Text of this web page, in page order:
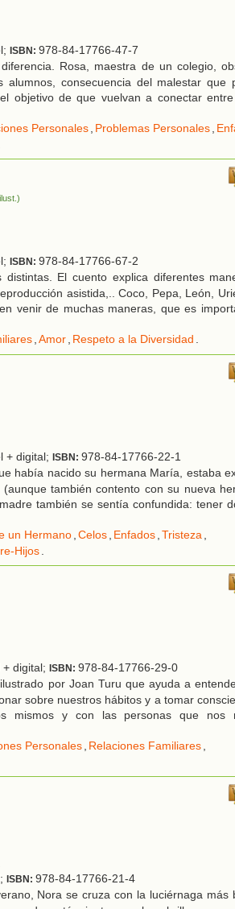
ISBN: 978-84-17766-47-7
Rosa, maestra de un colegio,
consecuencia del malestar que
objetivo de que vuelvan a conectar
Personales, Problemas Personales,
ISBN: 978-84-17766-67-2
El cuento explica diferentes
asistida,.. Coco, Pepa, León,
venir de muchas maneras, que es
,Amor, Respeto a la Diversidad .
+ digital; ISBN: 978-84-17766-22-1
había nacido su hermana María, estaba
también contento con su nueva
también se sentía confundida: tener
un Hermano,Celos, Enfados,Tristeza,
Hijos.
digital; ISBN: 978-84-17766-29-0
por Joan Turu que ayuda a
sobre nuestros hábitos y a tomar
mismos y con las personas que nos
Personales, Relaciones Familiares,
ISBN: 978-84-17766-21-4
Nora se cruza con la luciérnaga más